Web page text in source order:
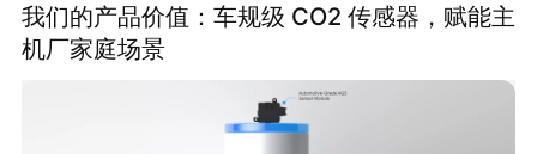
我们的产品价值：车规级 CO2 传感器，赋能主
机厂家庭场景